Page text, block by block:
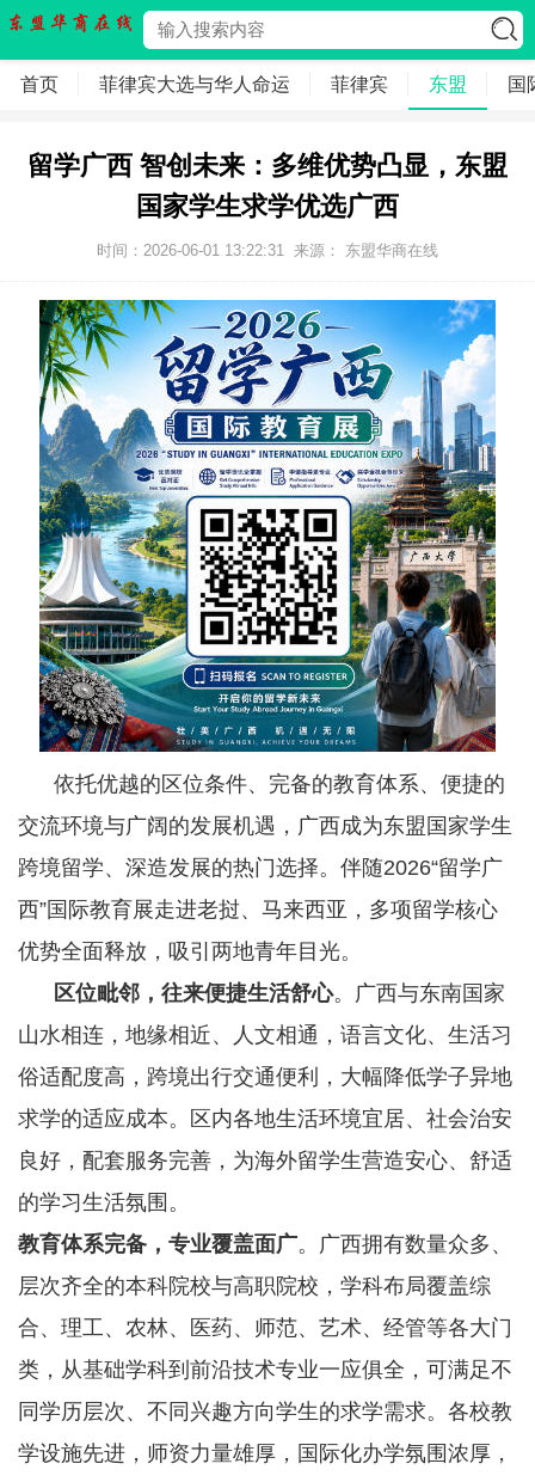
首页 菲律宾大选与华人命运 菲律宾 东盟 国
留学广西 智创未来：多维优势凸显，东盟
国家学生求学优选广西
时间：2026-06-01 13:22:31 来源： 东盟华商在线
依托优越的区位条件、完备的教育体系、便捷的
交流环境与广阔的发展机遇，广西成为东盟国家学生
跨境留学、深造发展的热门选择。伴随2026“留学广
西”国际教育展走进老挝、马来西亚，多项留学核心
优势全面释放，吸引两地青年目光。
区位毗邻，往来便捷生活舒心。广西与东南国家
山水相连，地缘相近、人文相通，语言文化、生活习
俗适配度高，跨境出行交通便利，大幅降低学子异地
求学的适应成本。区内各地生活环境宜居、社会治安
良好，配套服务完善，为海外留学生营造安心、舒适
的学习生活氛围。
教育体系完备，专业覆盖面广。广西拥有数量众多、
层次齐全的本科院校与高职院校，学科布局覆盖综
合、理工、农林、医药、师范、艺术、经管等各大门
类，从基础学科到前沿技术专业一应俱全，可满足不
同学历层次、不同兴趣方向学生的求学需求。各校教
学设施先进，师资力量雄厚，国际化办学氛围浓厚，